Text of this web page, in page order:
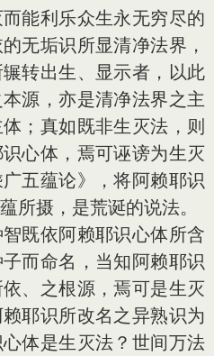
能利乐众生永无穷尽的
无垢识所显清净法界，
转出生、显示者，以此
源，亦是清净法界之主
；真如既非生灭法，则
心体，焉可诬谤为生灭
五蕴论》，将阿赖耶识
所摄，是荒诞的说法。
依阿赖耶识心体所含
而命名，当知阿赖耶识
、之根源，焉可是生灭
耶识所改名之异熟识为
体是生灭法？世间万法